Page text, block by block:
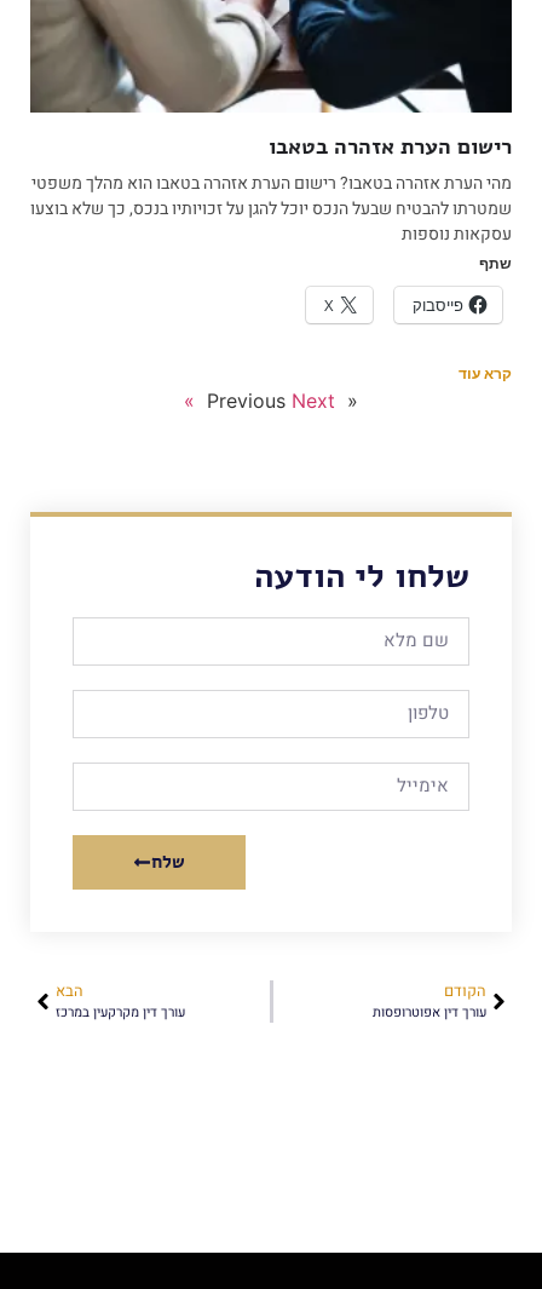
רישום הערת אזהרה בטאבו
מהי הערת אזהרה בטאבו? רישום הערת אזהרה בטאבו הוא מהלך משפטי
שמטרתו להבטיח שבעל הנכס יוכל להגן על זכויותיו בנכס, כך שלא בוצעו
עסקאות נוספות
שתף
פייסבוק X
קרא עוד
« Previous
Next »
שלחו לי הודעה
שלח
הקודם
עורך דין אפוטרופסות
הבא
עורך דין מקרקעין במרכז